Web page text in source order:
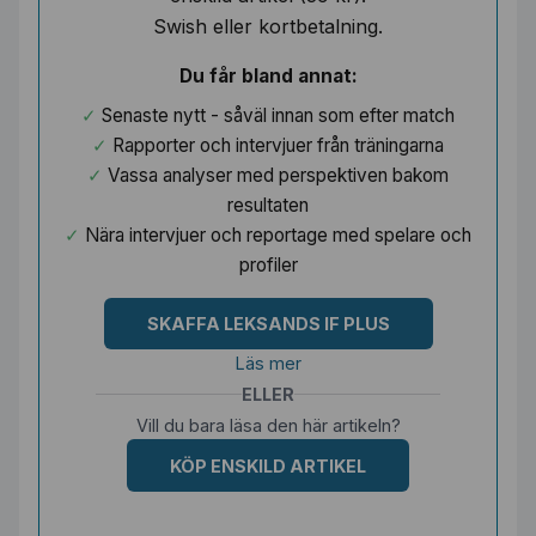
Swish eller kortbetalning.
Du får bland annat:
Senaste nytt - såväl innan som efter match
Rapporter och intervjuer från träningarna
Vassa analyser med perspektiven bakom
resultaten
Nära intervjuer och reportage med spelare och
profiler
SKAFFA LEKSANDS IF PLUS
Läs mer
ELLER
Vill du bara läsa den här artikeln?
KÖP ENSKILD ARTIKEL